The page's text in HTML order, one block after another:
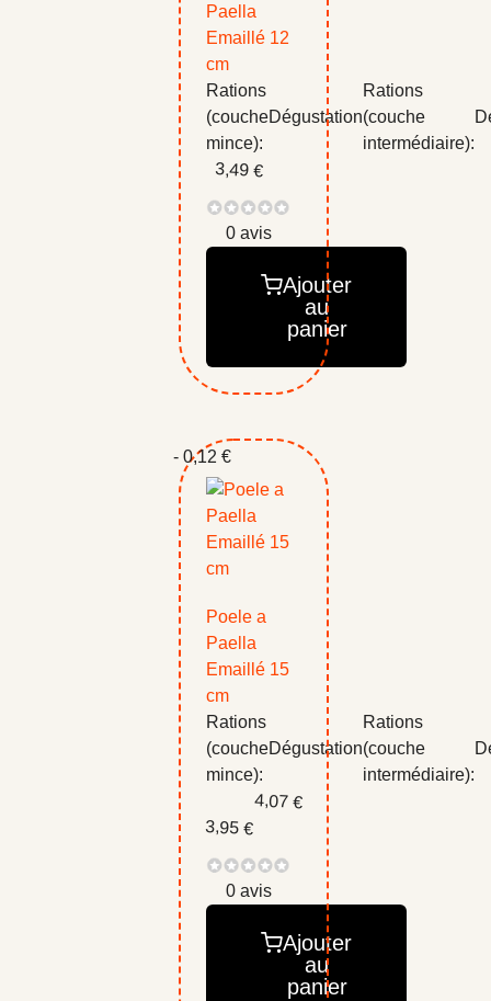
Paella
Emaillé 12
cm
Rations
(couche
mince):
Dégustation
Rations
(couche
intermédiaire):
3,49 €
0 avis
Ajouter
au
panier
- 0,12 €
Poele a
Paella
Emaillé 15
cm
Rations
(couche
mince):
Dégustation
Rations
(couche
intermédiaire):
3,95 €
4,07 €
0 avis
Ajouter
au
panier